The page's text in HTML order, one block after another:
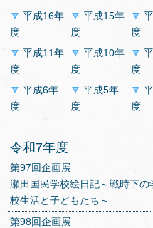
平成16年
度
平成15年
度
度
平成11年
度
平成10年
度
度
平成6年
度
平成5年
度
度
令和7年度
第97回企画展
瀬田国民学校絵日記～戦時下の
校生活と子どもたち～
第98回企画展